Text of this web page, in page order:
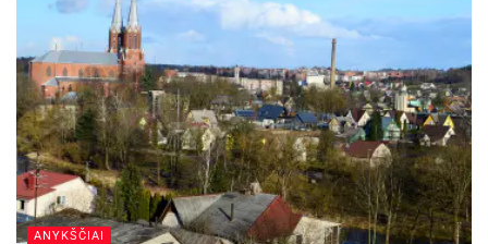
ANYKŠČIAI